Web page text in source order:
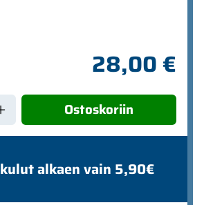
28,00 €
Ostoskoriin
alkaen vain 5,90€